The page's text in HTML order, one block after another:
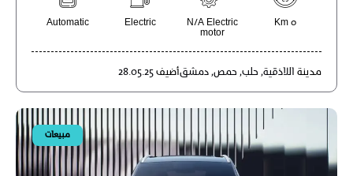
0 Km
N/A Electric
motor
Electric
Automatic
مدينة اللاذقية, حلب, حمص,دمشقأضيف 28.05.25
مبيعات